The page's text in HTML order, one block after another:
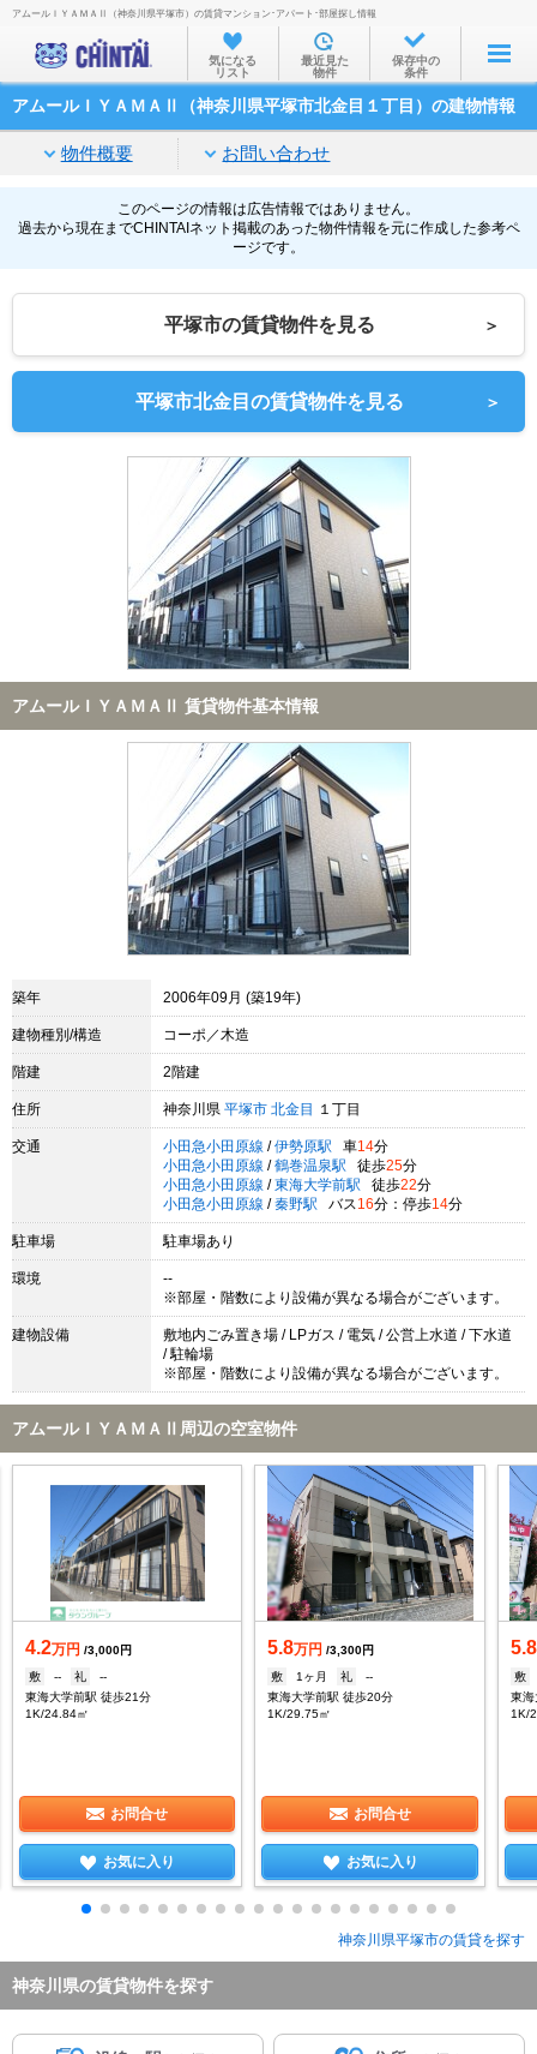
お部屋を探す
沿線・駅から
家賃相場から
通勤通学時間から
物件特集から
不動産会社から
TOP
アムールＩＹＡＭＡⅡ（神奈川県平塚市）の賃貸マンション･アパート･部屋探し情報
気になる
リスト
最近見た
物件
保存中の
条件
アムールＩＹＡＭＡⅡ（神奈川県平塚市北金目１丁目）の建物情報
物件概要 お問い合わせ
このページの情報は広告情報ではありません。
過去から現在までCHINTAIネット掲載のあった物件情報を元に作成した参考ペ
ージです。
平塚市の賃貸物件を見る ＞
平塚市北金目の賃貸物件を見る ＞
アムールＩＹＡＭＡⅡ 賃貸物件基本情報
築年 2006年09月 (築19年)
建物種別/構造 コーポ／木造
階建 2階建
住所 神奈川県 平塚市 北金目 １丁目
交通 小田急小田原線 / 伊勢原駅 車14分
小田急小田原線 / 鶴巻温泉駅 徒歩25分
小田急小田原線 / 東海大学前駅 徒歩22分
小田急小田原線 / 秦野駅 バス 16分：停歩14分
駐車場 駐車場あり
環境
--
※部屋・階数により設備が異なる場合がございます。
建物設備
敷地内ごみ置き場 / LPガス / 電気 / 公営上水道 / 下水道
/ 駐輪場
※部屋・階数により設備が異なる場合がございます。
アムールＩＹＡＭＡⅡ周辺の空室物件
4.2万円 /3,000円
敷
-- 礼
--
東海大学前駅 徒歩21分
1K/24.84㎡
お問合せ
お気に入り
5.8万円 /3,300円
敷
1ヶ月 礼
--
東海大学前駅 徒歩20分
1K/29.75㎡
お問合せ
お気に入り
5.8
敷
東海
1K/
神奈川県平塚市の賃貸を探す
神奈川県の賃貸物件を探す